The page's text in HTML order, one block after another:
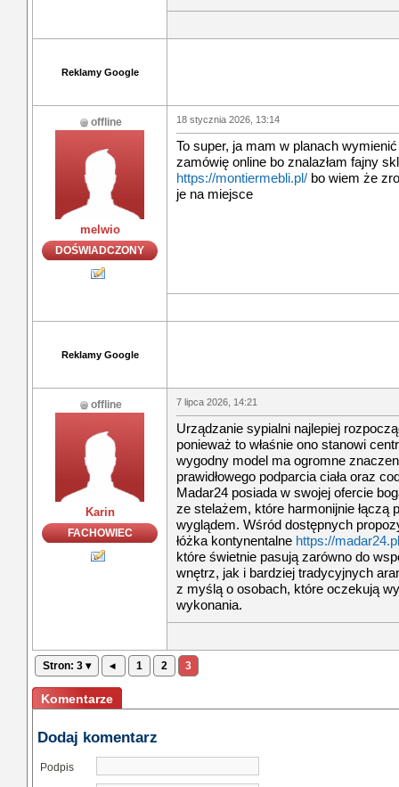
Reklamy Google
offline
melwio
DOŚWIADCZONY
18 stycznia 2026, 13:14
To super, ja mam w planach
zamówię online bo znalazłam fajny
https://montiermebli.pl/ bo wiem że
je na miejsce
Reklamy Google
offline
Karin
FACHOWIEC
7 lipca 2026, 14:21
Urządzanie sypialni najlepiej
ponieważ to właśnie ono stanowi
wygodny model ma ogromne
prawidłowego podparcia ciała oraz
Madar24 posiada w swojej ofercie
ze stelażem, które harmonijnie łączą
wyglądem. Wśród dostępnych
łóżka kontynentalne https://
które świetnie pasują zarówno do
wnętrz, jak i bardziej tradycyjnych
z myślą o osobach, które oczekują
wykonania.
Stron: 3 ▾ ◂ 1 2 3
Komentarze
Dodaj komentarz
Podpis